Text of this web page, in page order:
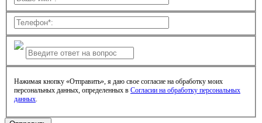
Нажимая кнопку «Отправить», я даю свое согласие на обработку моих
персональных данных, определенных в Согласии на обработку персональных
данных.